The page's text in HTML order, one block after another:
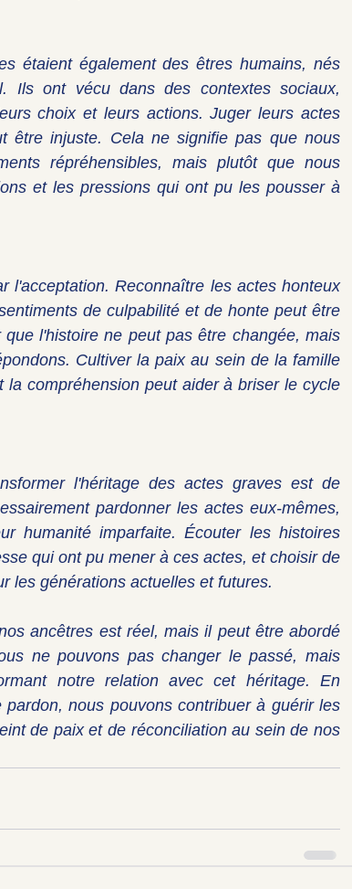
étaient également des êtres humains, nés
Ils ont vécu dans des contextes sociaux,
choix et leurs actions. Juger leurs actes
être injuste. Cela ne signifie pas que nous
répréhensibles, mais plutôt que nous
et les pressions qui ont pu les pousser à
l'acceptation. Reconnaître les actes honteux
de culpabilité et de honte peut être
l'histoire ne peut pas être changée, mais
Cultiver la paix au sein de la famille
compréhension peut aider à briser le cycle
l'héritage des actes graves est de
pardonner les actes eux-mêmes,
humanité imparfaite. Écouter les histoires
qui ont pu mener à ces actes, et choisir de
les générations actuelles et futures.
ancêtres est réel, mais il peut être abordé
ne pouvons pas changer le passé, mais
notre relation avec cet héritage. En
nous pouvons contribuer à guérir les
de paix et de réconciliation au sein de nos